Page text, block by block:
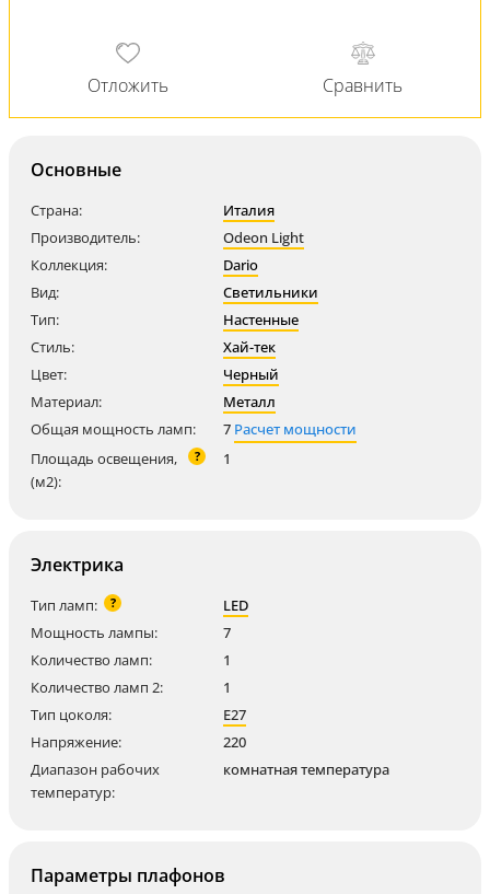
Основные
Страна:
Италия
Производитель:
Odeon Light
Коллекция:
Dario
Вид:
Светильники
Тип:
Настенные
Стиль:
Хай-тек
Цвет:
Черный
Материал:
Металл
Общая мощность ламп:
7 Расчет мощности
Площадь освещения,
(м2):
? 1
Электрика
Тип ламп: ?
LED
Мощность лампы:
7
Количество ламп:
1
Количество ламп 2:
1
Тип цоколя:
E27
Напряжение:
220
Диапазон рабочих
температур:
комнатная температура
Параметры плафонов